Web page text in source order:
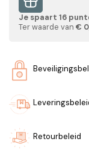
Je spaart 16
Ter waarde van €
Retourbeleid